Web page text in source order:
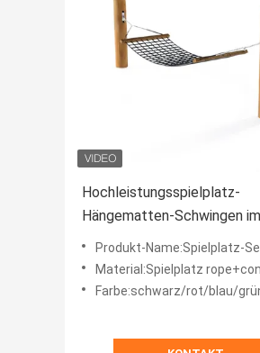
Hochleistungsspielplatz-
Hängematten-Schwingen
für Erwachsene und Kinder
Produkt-Name:Spielplatz-Seil-Hängematten-Schwingen 150cm * 80cm für
Material:Spielplatz
Farbe:schwarz/rot/blau/grün/gelb